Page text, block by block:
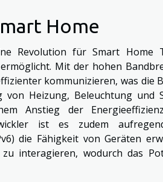
Home
Revolution für Smart Home
Mit der hohen
kommunizieren, was die
Heizung, Beleuchtung und
Anstieg der
ist es zudem
die Fähigkeit von Geräten
interagieren, wodurch das